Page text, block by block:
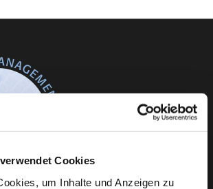
Cookies
um Inhalte und Anzeigen zu